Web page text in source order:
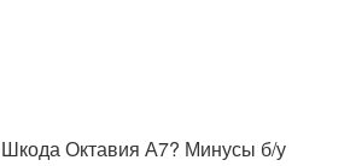
Октавия А7? Минусы б/у